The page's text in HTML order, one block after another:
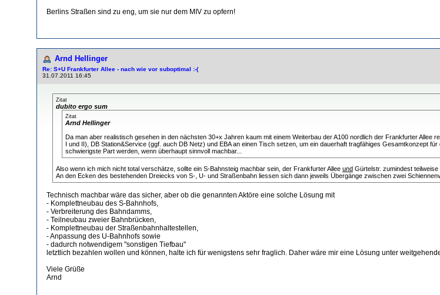
Berlins Straßen sind zu eng, um sie nur dem MIV zu opfern!
Arnd Hellinger
Re: S+U Frankfurter Allee - nach wie vor suboptimal :-(
31.07.2011 16:45
Zitat
dubito ergo sum
Zitat
Arnd Hellinger
Da man aber realistisch gesehen in den nächsten 30+x Jahren kaum mit einem Weiterbau der A100 nordlich der Frankfurter
I und II), DB Station&Service (ggf. auch DB Netz) und EBA an einen Tisch setzen, um ein dauerhaft tragfähiges Gesamtkonzept
schwierigste Part werden, wenn überhaupt sinnvoll machbar...
Also wenn ich mich nicht total verschätze, sollte ein S-Bahnsteig machbar sein, der Frankfurter Allee und Gürtelstr. zumindest teilweise
An den Ecken des bestehenden Dreiecks von S-, U- und Straßenbahn liessen sich dann jeweils Übergänge zwischen zwei
Technisch machbar wäre das sicher, aber ob die genannten Aktöre eine solche Lösung mit
- Komplettneubau des S-Bahnhofs,
- Verbreiterung des Bahndamms,
- Teilneubau zweier Bahnbrücken,
- Komplettneubau der Straßenbahnhaltestellen,
- Anpassung des U-Bahnhofs sowie
- dadurch notwendigem "sonstigen Tiefbau"
letztlich bezahlen wollen und können, halte ich für wenigstens sehr fraglich. Daher wäre mir eine Lösung unter
Viele Grüße
Arnd